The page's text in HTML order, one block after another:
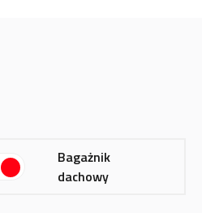
Bagażnik
dachowy